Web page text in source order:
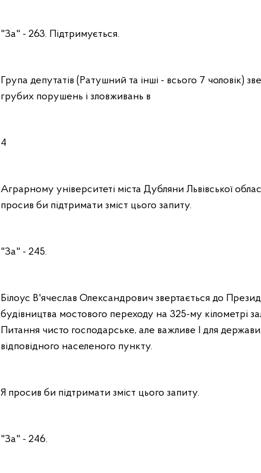
"За" - 263. Підтримується.
Група депутатів (Ратушний та інші - всього 7 чоловік)
грубих порушень і зловживань в
4
Аграрному університеті міста Дубляни Львівської
просив би підтримати зміст цього запиту.
"За" - 245.
Білоус В'ячеслав Олександрович звертається до
будівництва мостового переходу на 325-му кілометрі
Питання чисто господарське, але важливе І для держави,
відповідного населеного пункту.
Я просив би підтримати зміст цього запиту.
"За" - 246.